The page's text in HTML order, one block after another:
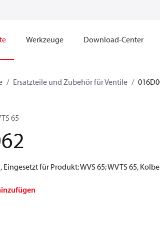
Werkzeuge Download-Center
Ersatzteile und Zubehör für Ventile
65
für Produkt: WVS 65; WVTS 65,